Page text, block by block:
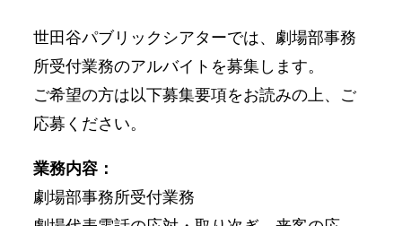
世田谷パブリックシアターでは、劇場部事務
所受付業務のアルバイトを募集します。
ご希望の方は以下募集要項をお読みの上、ご
応募ください。
業務内容：
劇場部事務所受付業務